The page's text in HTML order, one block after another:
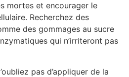
mortes et encourager le
Recherchez des
des gommages au sucre
qui n’irriteront pas
pas d’appliquer de la